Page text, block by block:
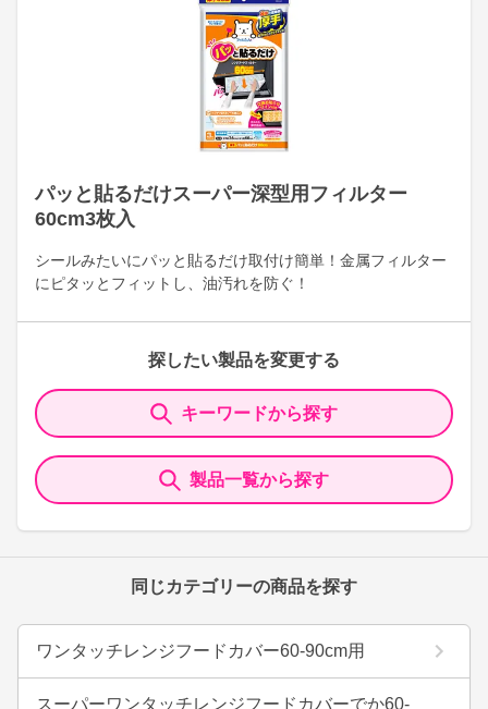
パッと貼るだけスーパー深型用フィルター
60cm3枚入
シールみたいにパッと貼るだけ取付け簡単！金属フィルター
にピタッとフィットし、油汚れを防ぐ！
探したい製品を変更する
キーワードから探す
製品一覧から探す
同じカテゴリーの商品を探す
ワンタッチレンジフードカバー60-90cm用
スーパーワンタッチレンジフードカバーでか60-